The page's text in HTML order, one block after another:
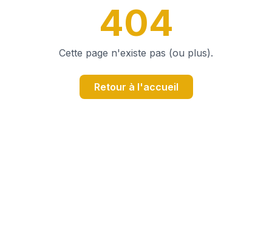
404
Cette page n'existe pas (ou plus).
Retour à l'accueil